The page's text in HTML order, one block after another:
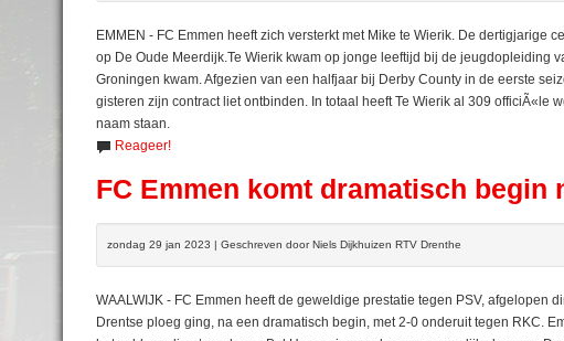
EMMEN - FC Emmen heeft zich versterkt met Mike te Wierik. De dertigjarige
op De Oude Meerdijk.Te Wierik kwam op jonge leeftijd bij de jeugdopleiding
Groningen kwam. Afgezien van een halfjaar bij Derby County in de eerste
gisteren zijn contract liet ontbinden. In totaal heeft Te Wierik al 309 officiÃ«le
naam staan.
Reageer!
FC Emmen komt dramatisch begin
zondag 29 jan 2023 | Geschreven door Niels Dijkhuizen RTV Drenthe
WAALWIJK - FC Emmen heeft de geweldige prestatie tegen PSV, afgelopen
Drentse ploeg ging, na een dramatisch begin, met 2-0 onderuit tegen RKC.